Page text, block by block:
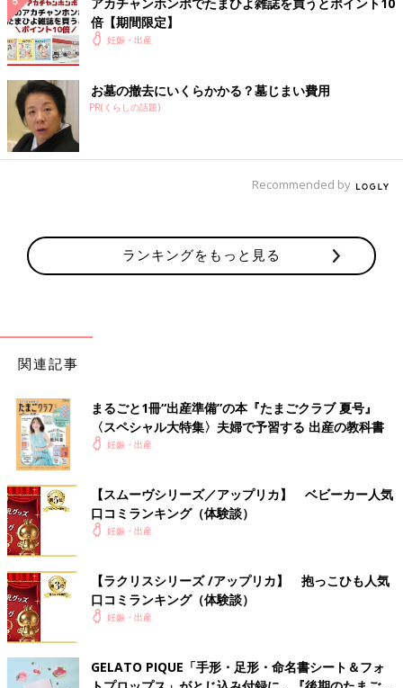
アカチャンホンポでたまひよ雑誌を買うとポイント10
倍【期間限定】
妊娠・出産
お墓の撤去にいくらかかる？墓じまい費用
PR(くらしの話題)
Recommended by
ランキングをもっと見る
関連記事
まるごと1冊“出産準備”の本『たまごクラブ 夏号』
〈スペシャル大特集〉夫婦で予習する 出産の教科書
妊娠・出産
【スムーヴシリーズ／アップリカ】 ベビーカー人気
口コミランキング（体験談）
妊娠・出産
【ラクリスシリーズ /アップリカ】 抱っこひも人気
口コミランキング（体験談）
妊娠・出産
GELATO PIQUE「手形・足形・命名書シート＆フォ